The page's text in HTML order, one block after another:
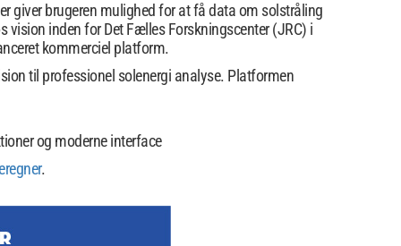
giver brugeren mulighed for at få data om solstråling
inden for Det Fælles Forskningscenter (JRC) i
kommerciel platform.
til professionel solenergi analyse. Platformen
og moderne interface
.